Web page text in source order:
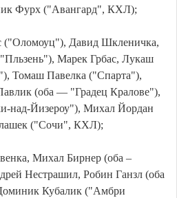
Фурх ("Авангард", КХЛ);
("Оломоуц"), Давид Шкленичка,
Марек Грбас, Лукаш
Томаш Павелка ("Спарта"),
(оба — "Градец Кралове"),
над-Йизероу"), Михал Йордан
("Сочи", КХЛ);
Михал Бирнер (оба –
Нестрашил, Робин Ганзл (оба
Кубалик ("Амбри